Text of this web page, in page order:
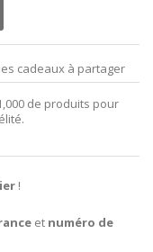
cadeaux à partager
de produits pour
!
et numéro de